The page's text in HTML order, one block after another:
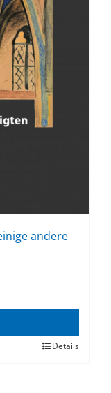
an­de­re
Details